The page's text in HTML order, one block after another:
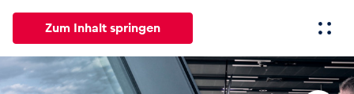
Zum Inhalt springen